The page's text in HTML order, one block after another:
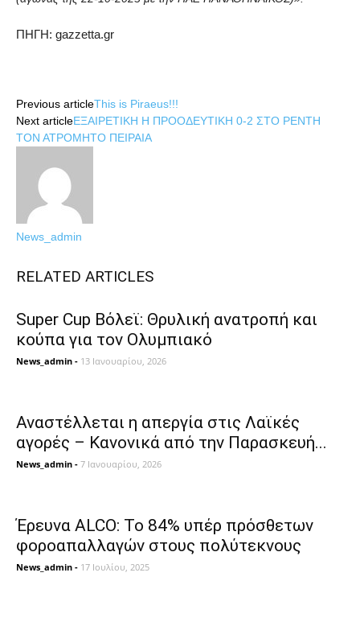
ΠΗΓΗ: gazzetta.gr
Previous articleThis is Piraeus!!!
Next articleΕΞΑΙΡΕΤΙΚΗ Η ΠΡΟΟΔΕΥΤΙΚΗ 0-2 ΣΤΟ ΡΕΝΤΗ
ΤΟΝ ΑΤΡΟΜΗΤΟ ΠΕΙΡΑΙΑ
News_admin
RELATED ARTICLES
Super Cup Βόλεϊ: Θρυλική ανατροπή και
κούπα για τον Ολυμπιακό
News_admin - 13 Ιανουαρίου, 2026
Αναστέλλεται η απεργία στις Λαϊκές
αγορές – Κανονικά από την Παρασκευή...
News_admin - 7 Ιανουαρίου, 2026
Έρευνα ALCO: Το 84% υπέρ πρόσθετων
φοροαπαλλαγών στους πολύτεκνους
News_admin - 17 Ιουλίου, 2025